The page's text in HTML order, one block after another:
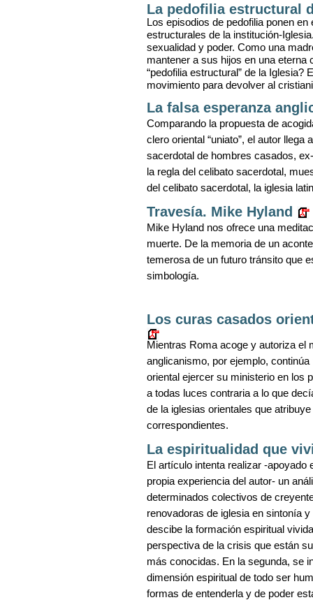
La pedofilia estructural
Los episodios de pedofilia ponen
estructurales de la institución-
sexualidad y poder. Como una
mantener a sus hijos en una eterna
“pedofilia estructural” de la
movimiento para devolver al
La falsa esperanza
Comparando la propuesta de
clero oriental “uniato”, el autor
sacerdotal de hombres casados,
la regla del celibato sacerdotal,
del celibato sacerdotal, la iglesia
Travesía. Mike Hyland
Mike Hyland nos ofrece una
muerte. De la memoria de un
temerosa de un futuro tránsito que
simbología.
Los curas casados
Mientras Roma acoge y autoriza el
anglicanismo, por ejemplo,
oriental ejercer su ministerio en los
a todas luces contraria a lo que
de la iglesias orientales que
correspondientes.
La espiritualidad que
El artículo intenta realizar -
propia experiencia del autor- un
determinados colectivos de
renovadoras de iglesia en sintonía
descibe la formación espiritual
perspectiva de la crisis que están
más conocidas. En la segunda, se
dimensión espiritual de todo ser
formas de entenderla y de poder